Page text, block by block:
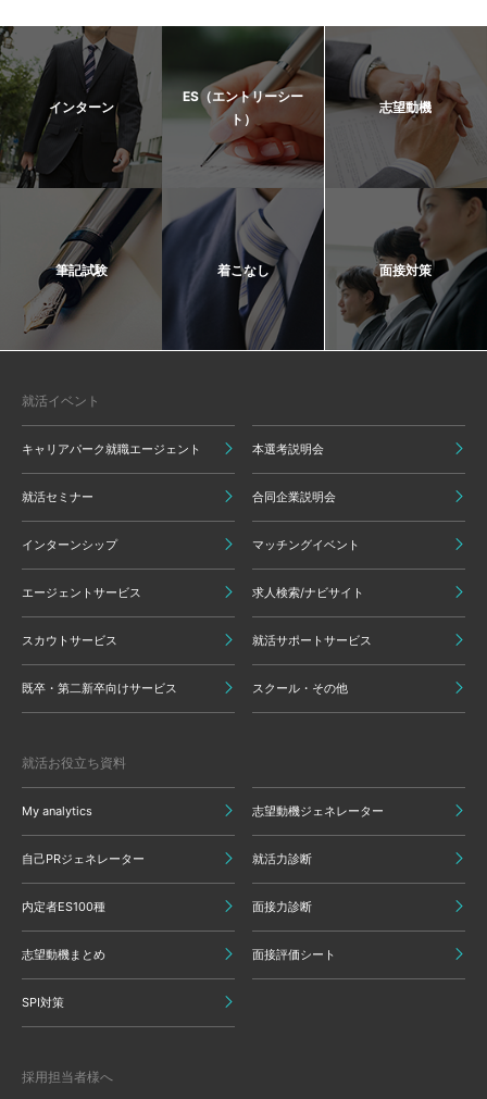
インターン
ES（エントリーシー
ト）
志望動機
筆記試験 着こなし 面接対策
就活イベント
キャリアパーク就職エージェント 本選考説明会
就活セミナー 合同企業説明会
インターンシップ マッチングイベント
エージェントサービス 求人検索/ナビサイト
スカウトサービス 就活サポートサービス
既卒・第二新卒向けサービス スクール・その他
就活お役立ち資料
My analytics 志望動機ジェネレーター
自己PRジェネレーター 就活力診断
内定者ES100種 面接力診断
志望動機まとめ 面接評価シート
SPI対策
採用担当者様へ